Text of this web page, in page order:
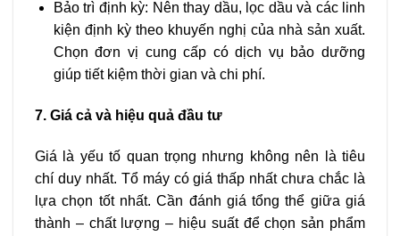
Bảo trì định kỳ: Nên thay dầu, lọc dầu và các linh
kiện định kỳ theo khuyến nghị của nhà sản xuất.
Chọn đơn vị cung cấp có dịch vụ bảo dưỡng
giúp tiết kiệm thời gian và chi phí.
7. Giá cả và hiệu quả đầu tư
Giá là yếu tố quan trọng nhưng không nên là tiêu
chí duy nhất. Tổ máy có giá thấp nhất chưa chắc là
lựa chọn tốt nhất. Cần đánh giá tổng thể giữa giá
thành – chất lượng – hiệu suất để chọn sản phẩm